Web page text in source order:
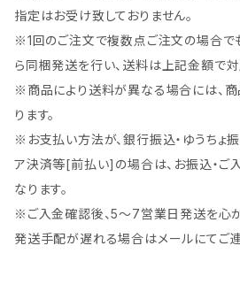
指定はお受け致しておりません。
※1回のご注文で複数点ご注文の場合で
ら同梱発送を行い、送料は上記金額で対
※商品により送料が異なる場合には、
ります。
※お支払い方法が、銀行振込・ゆうちょ振
ア決済等[前払い]の場合は、お振込・ご
なります。
※ご入金確認後、5～7営業日発送を心
発送手配が遅れる場合はメールにてご連